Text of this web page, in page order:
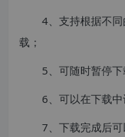
4、支持根据不
载；
5、可随时暂停下
6、可以在下载
7、下载完成后可